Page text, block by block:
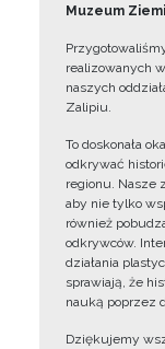
Muzeum
realizowanych
naszych
Zalipiu.
To doskonała
odkrywać
regionu. Nasze
aby nie tylko
również
odkrywców.
działania
sprawiają, że
nauką poprzez
Dziękujemy